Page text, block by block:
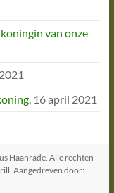
van onze
16 april 2021
Haanrade. Alle rechten
Aangedreven door: